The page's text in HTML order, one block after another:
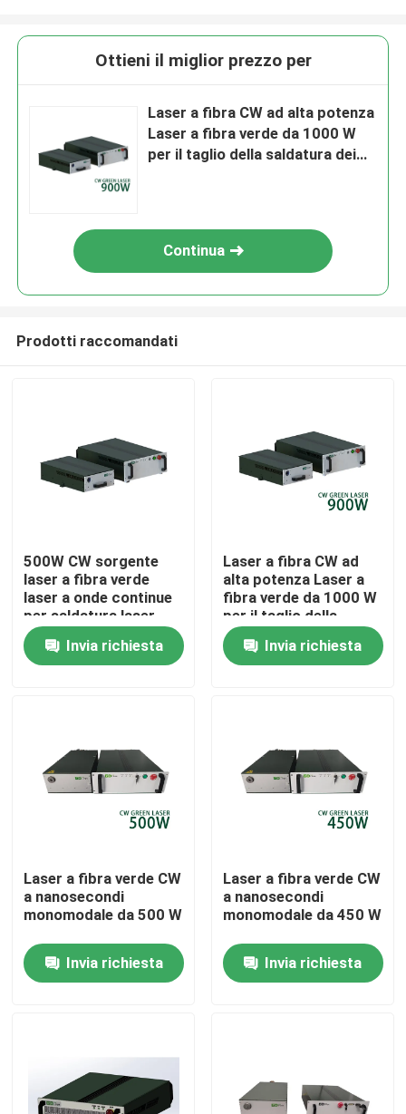
Casa
Prodotti
Spettacolo VR
Giro della fabbrica
Laser a fibra verde
Ottieni il miglior prezzo per
Laser a fibra CW ad alta potenza
Laser a fibra verde da 1000 W
per il taglio della saldatura dei
Continua
Prodotti raccomandati
500W CW sorgente
laser a fibra verde
laser a onde continue
per saldatura laser
stampa di rame 300W
700W 1000W
Invia richiesta
Laser a fibra CW ad
alta potenza Laser a
fibra verde da 1000 W
per il taglio della
saldatura dei metalli
Invia richiesta
Laser a fibra verde CW
a nanosecondi
monomodale da 500 W
Invia richiesta
Laser a fibra verde CW
a nanosecondi
monomodale da 450 W
Invia richiesta